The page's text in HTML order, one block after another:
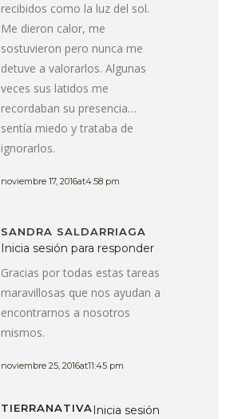
recibidos como la luz del sol.
Me dieron calor, me
sostuvieron pero nunca me
detuve a valorarlos. Algunas
veces sus latidos me
recordaban su presencia…
sentía miedo y trataba de
ignorarlos.
noviembre 17, 2016at4:58 pm
SANDRA SALDARRIAGA
Inicia sesión para responder
Gracias por todas estas tareas
maravillosas que nos ayudan a
encontrarnos a nosotros
mismos.
noviembre 25, 2016at11:45 pm
TIERRANATIVA Inicia sesión